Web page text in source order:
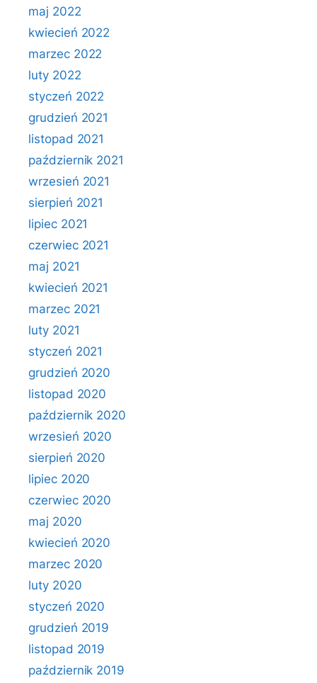
maj 2022
kwiecień 2022
marzec 2022
luty 2022
styczeń 2022
grudzień 2021
listopad 2021
październik 2021
wrzesień 2021
sierpień 2021
lipiec 2021
czerwiec 2021
maj 2021
kwiecień 2021
marzec 2021
luty 2021
styczeń 2021
grudzień 2020
listopad 2020
październik 2020
wrzesień 2020
sierpień 2020
lipiec 2020
czerwiec 2020
maj 2020
kwiecień 2020
marzec 2020
luty 2020
styczeń 2020
grudzień 2019
listopad 2019
październik 2019